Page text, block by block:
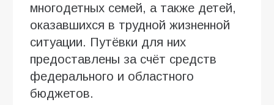
многодетных семей, а также детей,
оказавшихся в трудной жизненной
ситуации. Путёвки для них
предоставлены за счёт средств
федерального и областного
бюджетов.